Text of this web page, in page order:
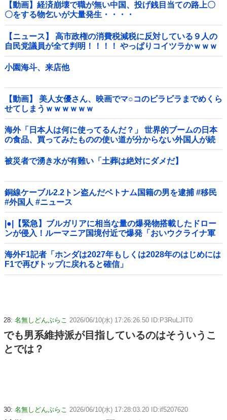
【動画】経済崩壊で職が無い中国、投げ銭目当ての路上〇
〇をする物乞いが大量発生・・・・
【ニュース】 高市政権の消費税減税に反対している９人の
自民党議員が全て判明！！！！ やっぱりコイツラかｗｗｗ
ｗｗ
小園海斗、来店他
【動画】 美人女優さん、映画でマ○コのビラビラまでめくら
せてしまうｗｗｗｗｗｗ
海外「日本人は何に使ってるんだ？」 世界的ブームの日本
の食品、買ってみたものの使い道が分からない外国人が続
出
被災者で湧き水が有難い「土葬は絶対にダメだ】
銅線ケーブル2.2トン盗んだベトナム国籍の男を逮捕 #移民
#外国人 #ニュース
|●|【緊急】ブルガリアに相当な量の爆発物搭載したドロー
ンが侵入！ルーマニア国境付近で爆発「おいウクライナ軍
がよく使う機種だぞ」
海外F1記者「ホンダは2027年もしくは2028年のはじめには
F1で再びトップに戻れると確信」
28: 名無しどんぶらこ 2026/06/10(水) 17:26:26.50 ID:P3RuLJIT0
でも男系維持派が目指しているのはそういうこ
とでは？
30: 名無しどんぶらこ 2026/06/10(水) 17:28:03.20 ID:if5207620